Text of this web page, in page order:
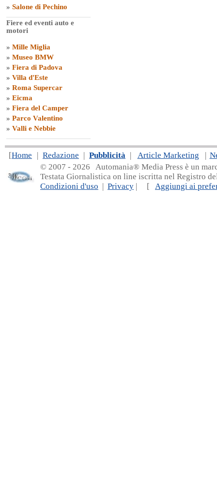
» Salone di Pechino
Fiere ed eventi auto e
motori
» Mille Miglia
» Museo BMW
» Fiera di Padova
» Villa d'Este
» Roma Supercar
» Eicma
» Fiera del Camper
» Parco Valentino
» Valli e Nebbie
[Home | Redazione | Pubblicità | Article Marketing |
© 2007 - 2026 Automania® Media Press è un
Testata Giornalistica on line iscritta nel Registro
Condizioni d'uso | Privacy | [ Aggiungi ai